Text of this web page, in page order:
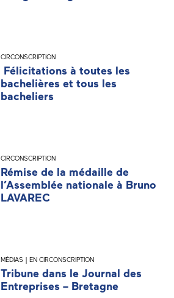
CIRCONSCRIPTION
Félicitations à toutes les
bachelières et tous les
bacheliers
CIRCONSCRIPTION
Rémise de la médaille de
l’Assemblée nationale à Bruno
LAVAREC
MÉDIAS | EN CIRCONSCRIPTION
Tribune dans le Journal des
Entreprises – Bretagne